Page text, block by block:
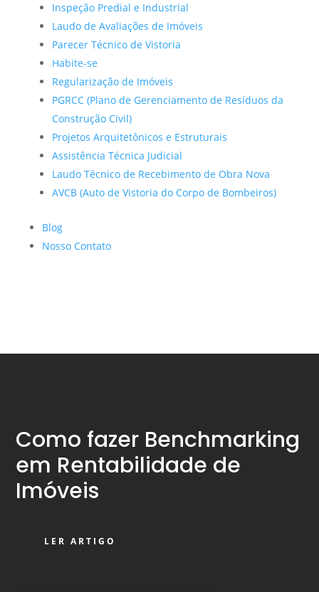
Inspeção Predial e Industrial
Laudo de Avaliações de Imóveis
Parecer Técnico de Vistoria
Habite-se
Regularização de Imóveis
PGRCC (Plano de Gerenciamento de Resíduos da
Construção Civil)
Projetos Arquitetônicos e Estruturais
Assistência Técnica Judicial
Laudo Técnico de Recebimento de Obra Nova
AVCB (Auto de Vistoria do Corpo de Bombeiros)
Blog
Nosso Contato
Como fazer Benchmarking
em Rentabilidade de
Imóveis
LER ARTIGO